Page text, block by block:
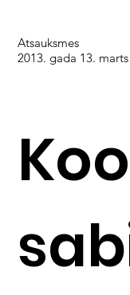
Atsauksmes
2013. gada 13. marts